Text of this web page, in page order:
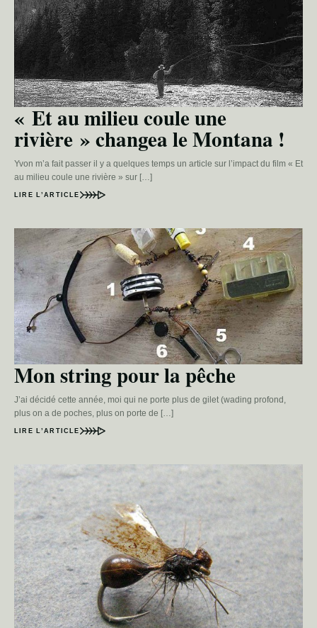
« Et au milieu coule une
rivière » changea le Montana !
Yvon m’a fait passer il y a quelques temps un article sur l’impact du film « Et
au milieu coule une rivière » sur […]
LIRE L’ARTICLE
Mon string pour la pêche
J’ai décidé cette année, moi qui ne porte plus de gilet (wading profond,
plus on a de poches, plus on porte de […]
LIRE L’ARTICLE